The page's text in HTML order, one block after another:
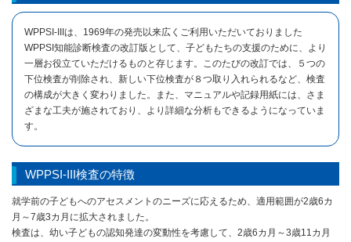
WPPSI-IIIは、1969年の発売以来広くご利用いただいておりました
WPPSI知能診断検査の改訂版として、子どもたちの支援のために、より
一層お役立ていただけるものと存じます。このたびの改訂では、５つの
下位検査が削除され、新しい下位検査が８つ取り入れられるなど、検査
の構成が大きく変わりました。また、マニュアルや記録用紙には、さま
ざまな工夫が施されており、より詳細な分析もできるようになっていま
す。
WPPSI-III検査の特徴
就学前の子どもへのアセスメントのニーズに応えるため、適用範囲が2歳6カ
月～7歳3カ月に拡大されました。
検査は、幼い子どもの認知発達の変動性を考慮して、2歳6カ月～3歳11カ月